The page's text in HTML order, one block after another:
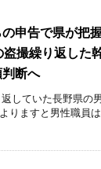
の申告で県が
撮繰り返した
断へ
していた長野県の
りますと男性職員